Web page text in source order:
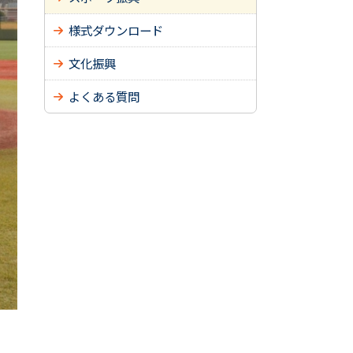
様式ダウンロード
文化振興
よくある質問